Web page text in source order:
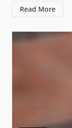
Read More